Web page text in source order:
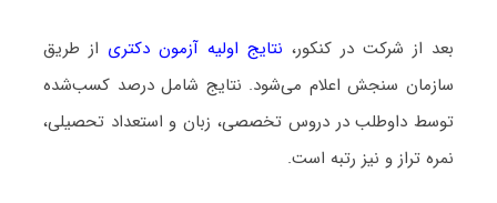
بعد از شرکت در کنکور، نتایج اولیه آزمون دکتری از طریق
سازمان سنجش اعلام می‌شود. نتایج شامل درصد کسب‌شده
توسط داوطلب در دروس تخصصی، زبان و استعداد تحصیلی،
نمره تراز و نیز رتبه است.